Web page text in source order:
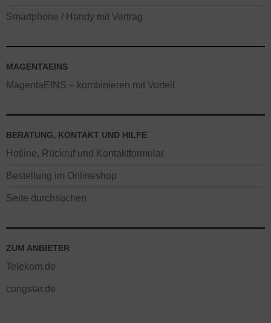
Smartphone / Handy mit Vertrag
MAGENTAEINS
MagentaEINS – kombinieren mit Vorteil
BERATUNG, KONTAKT UND HILFE
Hotline, Rückruf und Kontaktformular
Bestellung im Onlineshop
Seite durchsuchen
ZUM ANBIETER
Telekom.de
congstar.de